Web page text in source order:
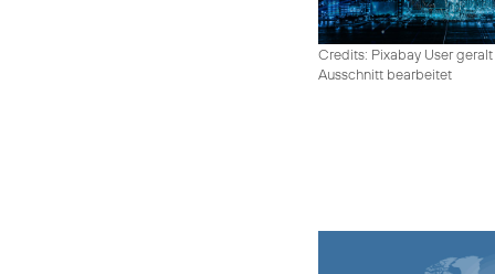
Credits: Pixabay User geralt
Ausschnitt bearbeitet